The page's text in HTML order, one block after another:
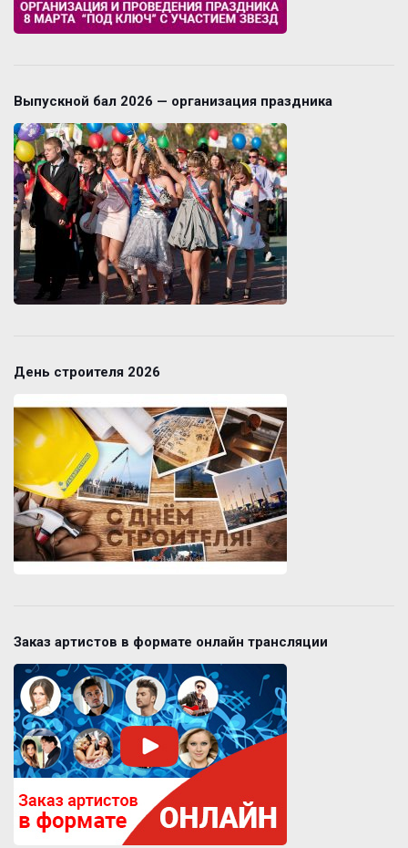
Выпускной бал 2026 — организация праздника
День строителя 2026
Заказ артистов в формате онлайн трансляции